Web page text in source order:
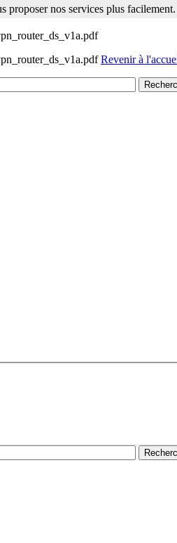
nos services plus facilement. En
Revenir à
proposer nos services plus